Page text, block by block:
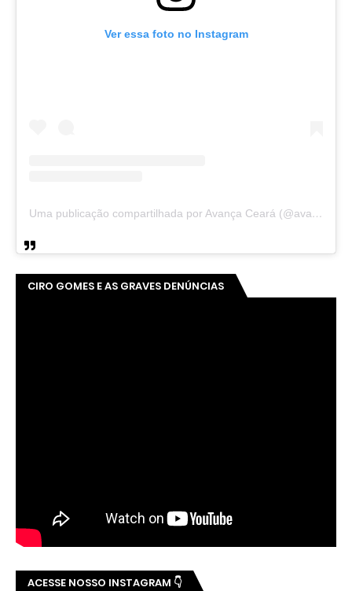
Ver essa foto no Instagram
Uma publicação compartilhada por Avança Ceará (@avancaceara)
CIRO GOMES E AS GRAVES DENÚNCIAS
ACESSE NOSSO INSTAGRAM 👇